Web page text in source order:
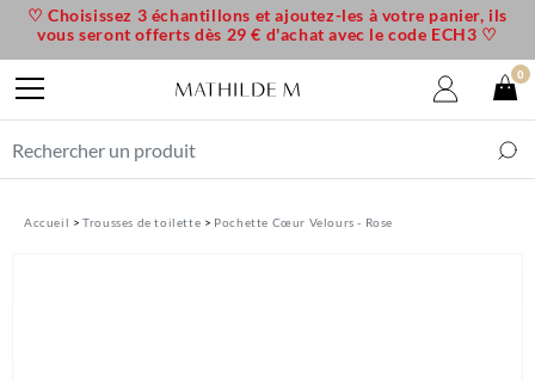
Accueil Trousses de toilette Pochette Cœur Velours - Rose
♡ Choisissez 3 échantillons et ajoutez-les à votre panier, ils
vous seront offerts dès 29 € d'achat avec le code ECH3 ♡
0